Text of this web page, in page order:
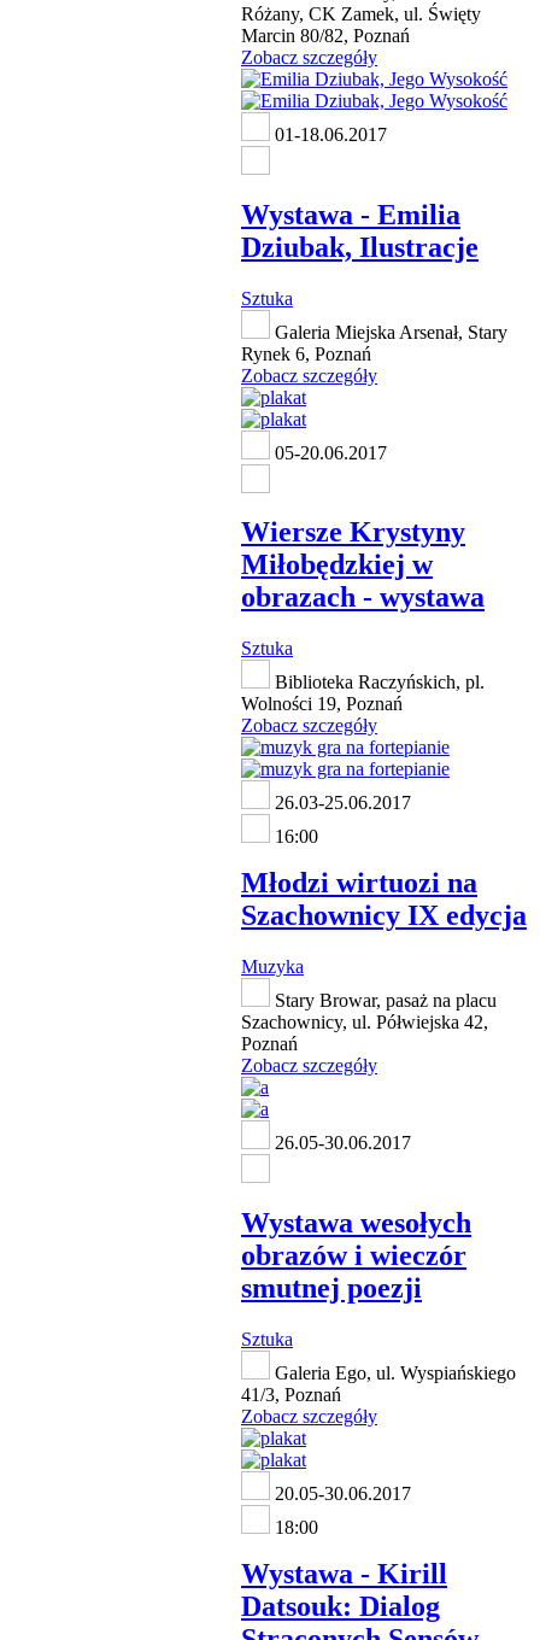
Różany, CK Zamek, ul. Święty
Marcin 80/82, Poznań
Zobacz szczegóły
01-18.06.2017
Wystawa - Emilia
Dziubak, Ilustracje
Sztuka
Galeria Miejska Arsenał, Stary
Rynek 6, Poznań
Zobacz szczegóły
05-20.06.2017
Wiersze Krystyny
Miłobędzkiej w
obrazach - wystawa
Sztuka
Biblioteka Raczyńskich, pl.
Wolności 19, Poznań
Zobacz szczegóły
26.03-25.06.2017
16:00
Młodzi wirtuozi na
Szachownicy IX edycja
Muzyka
Stary Browar, pasaż na placu
Szachownicy, ul. Półwiejska 42,
Poznań
Zobacz szczegóły
26.05-30.06.2017
Wystawa wesołych
obrazów i wieczór
smutnej poezji
Sztuka
Galeria Ego, ul. Wyspiańskiego
41/3, Poznań
Zobacz szczegóły
20.05-30.06.2017
18:00
Wystawa - Kirill
Datsouk: Dialog